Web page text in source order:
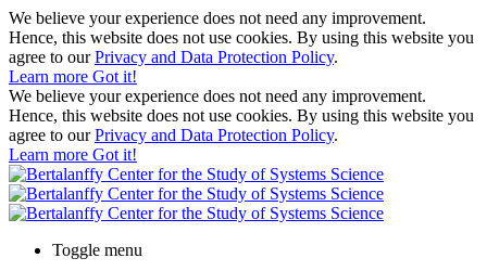
We believe your experience does not need any improvement.
Hence, this website does not use cookies. By using this website you
agree to ourPrivacy and Data Protection Policy.
Learn more Got it!
We believe your experience does not need any improvement.
Hence, this website does not use cookies. By using this website you
agree to ourPrivacy and Data Protection Policy.
Learn more Got it!
Toggle menu